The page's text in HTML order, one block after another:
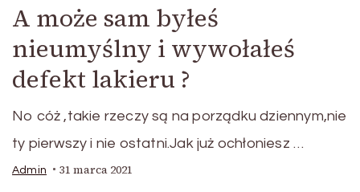
A może sam byłeś
nieumyślny i wywołałeś
defekt lakieru ?
No cóż ,takie rzeczy są na porządku dziennym,nie
ty pierwszy i nie ostatni.Jak już ochłoniesz …
Admin 31 marca 2021